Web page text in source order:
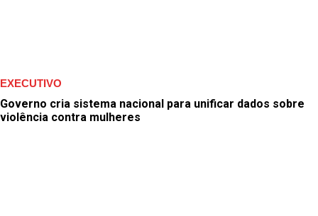
EXECUTIVO
Governo cria sistema nacional para unificar dados sobre
violência contra mulheres